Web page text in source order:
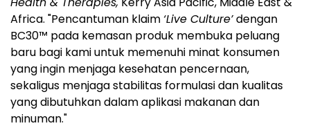
Africa. "Pencantuman klaim ‘Live Culture’dengan
BC30™ pada kemasan produk membuka peluang
baru bagi kami untuk memenuhi minat konsumen
yang ingin menjaga kesehatan pencernaan,
sekaligus menjaga stabilitas formulasi dan kualitas
yang dibutuhkan dalam aplikasi makanan dan
minuman."